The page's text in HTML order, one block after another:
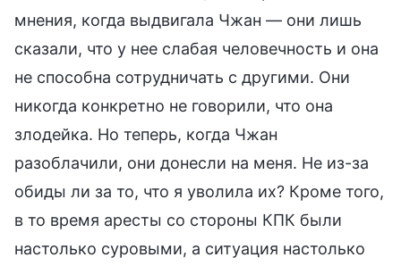
мнения, когда выдвигала Чжан — они лишь
сказали, что у нее слабая человечность и она
не способна сотрудничать с другими. Они
никогда конкретно не говорили, что она
злодейка. Но теперь, когда Чжан
разоблачили, они донесли на меня. Не из-за
обиды ли за то, что я уволила их? Кроме того,
в то время аресты со стороны КПК были
настолько суровыми, а ситуация настолько